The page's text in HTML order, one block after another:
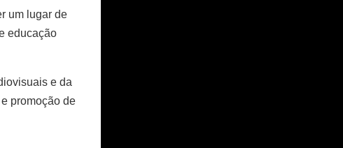
um lugar de
educação
e da
promoção de